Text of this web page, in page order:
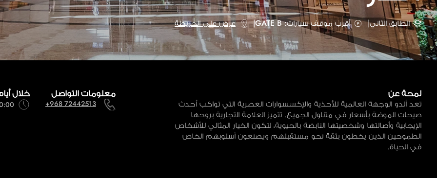
الطابق الثاني| أقرب موقف سيارات: GATE B | عرض على الخريطة
لمحة عن
تعد ألدو الوجهة العالمية للأحذية والإكسسوارات العصرية التي تواكب أحدث
صيحات الموضة بأسعار في متناول الجميع. تتميز العلامة التجارية بروحها
الإيجابية وأصالتها وشخصيتها النابضة بالحيوية، لتكون الخيار المثالي للأشخاص
الطموحين الذين يخطون بثقة نحو مستقبلهم ويصنعون أسلوبهم الخاص
في الحياة.
معلومات التواصل
+968 72442513
خلال
10:00 صباحاً -